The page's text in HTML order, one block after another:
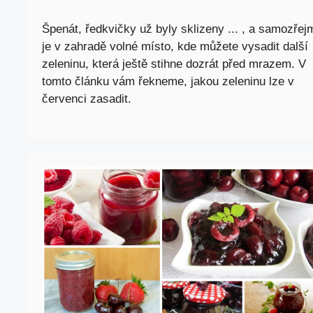
Špenát, ředkvičky už byly sklizeny ... , a
je v zahradě volné místo, kde můžete vysadit další
zeleninu, která ještě stihne dozrát před mrazem. V
tomto článku vám řekneme, jakou zeleninu lze v
červenci zasadit.